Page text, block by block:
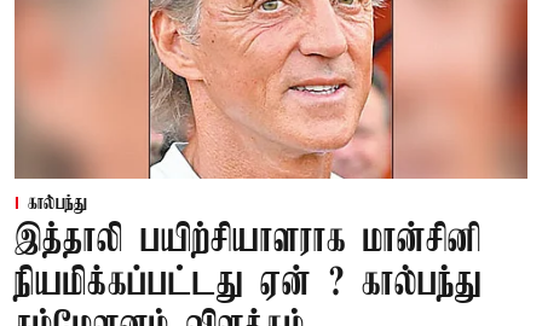
கால்பந்து
இத்தாலி பயிற்சியாளராக மான்சினி
நியமிக்கப்பட்டது ஏன் ? கால்பந்து